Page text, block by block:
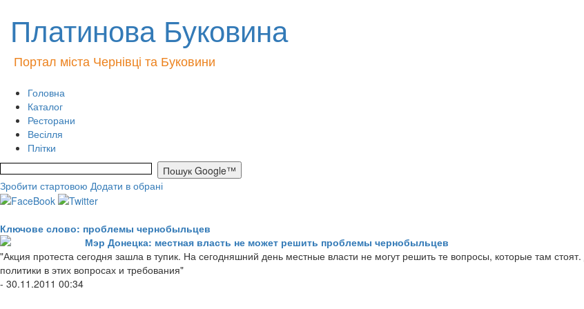
Платинова Буковина
Портал міста Чернівці та Буковини
Головна
Каталог
Ресторани
Весілля
Плітки
Зробити стартовою Додати в обрані
Ключове слово: проблемы чернобыльцев
Мэр Донецка: местная власть не может решить проблемы чернобыльцев
"Акция протеста сегодня зашла в тупик. На сегодняшний день местные власти не могут решить те вопросы, которые там
политики в этих вопросах и требования"
- 30.11.2011 00:34